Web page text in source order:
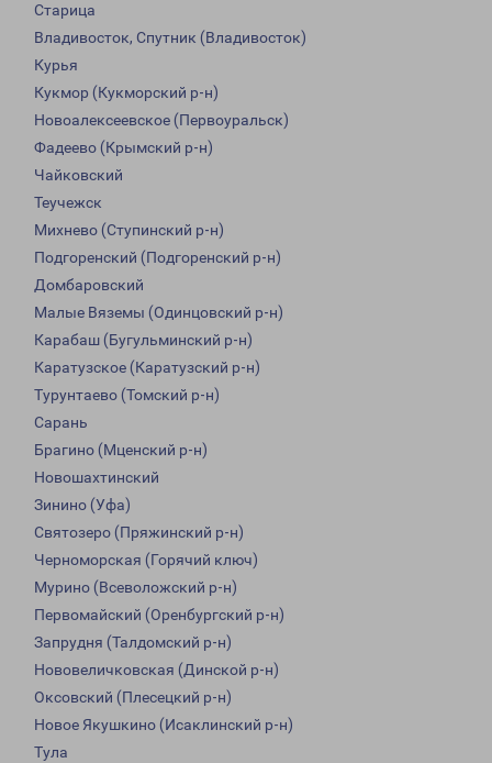
Старица
Владивосток, Спутник (Владивосток)
Курья
Кукмор (Кукморский р-н)
Новоалексеевское (Первоуральск)
Фадеево (Крымский р-н)
Чайковский
Теучежск
Михнево (Ступинский р-н)
Подгоренский (Подгоренский р-н)
Домбаровский
Малые Вяземы (Одинцовский р-н)
Карабаш (Бугульминский р-н)
Каратузское (Каратузский р-н)
Турунтаево (Томский р-н)
Сарань
Брагино (Мценский р-н)
Новошахтинский
Зинино (Уфа)
Святозеро (Пряжинский р-н)
Черноморская (Горячий ключ)
Мурино (Всеволожский р-н)
Первомайский (Оренбургский р-н)
Запрудня (Талдомский р-н)
Нововеличковская (Динской р-н)
Оксовский (Плесецкий р-н)
Новое Якушкино (Исаклинский р-н)
Тула